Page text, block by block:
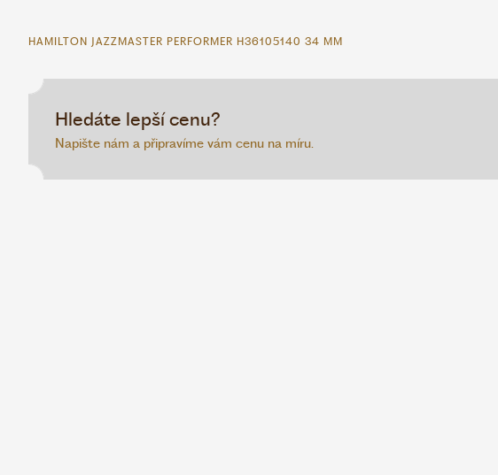
HAMILTON JAZZMASTER PERFORMER H36105140 34 MM
Hledáte lepší cenu?
Napište nám a připravíme vám cenu na míru.